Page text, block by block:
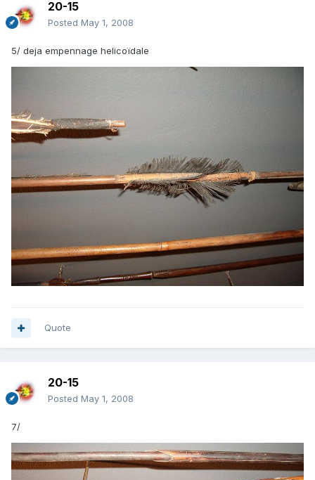
20-15
Posted May 1, 2008
5/ deja empennage helicoïdale
Quote
20-15
Posted May 1, 2008
7/